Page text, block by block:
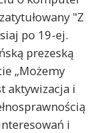
"Z
po 19-ej.
prezeską
„Możemy
aktywizacja i
i